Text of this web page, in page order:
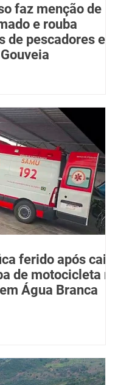
faz menção de
e rouba
de pescadores em
ferido após cair
de motocicleta na
Água Branca